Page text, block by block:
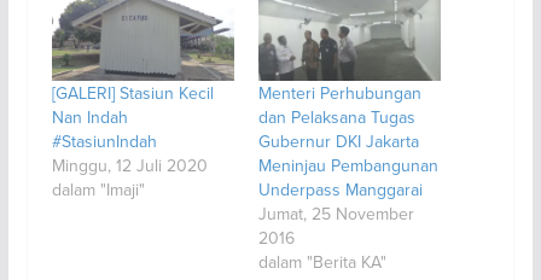
[GALERI] Stasiun Kecil
Nan Indah
#StasiunIndah
Minggu, 12 Juli 2020
dalam "Imaji"
Menteri Perhubungan
dan Pelaksana Tugas
Gubernur DKI Jakarta
Meninjau Pembangunan
Underpass Manggarai
Jumat, 25 November
2016
dalam "Berita KA"